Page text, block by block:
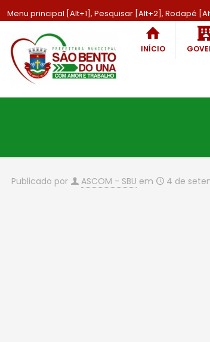
Menu principal [Alt+1], Pesquisar [Alt+2], Rodapé
INÍCIO
Publicado por ASCOM - SBU em 4 de